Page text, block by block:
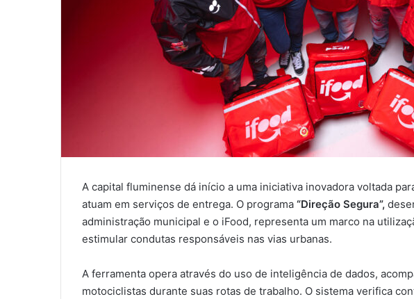
A capital fluminense dá início a uma iniciativa inovadora voltada
atuam em serviços de entrega. O programa “Direção Segura”,
administração municipal e o iFood, representa um marco na
estimular condutas responsáveis nas vias urbanas.
A ferramenta opera através do uso de inteligência de dados,
motociclistas durante suas rotas de trabalho. O sistema verifica